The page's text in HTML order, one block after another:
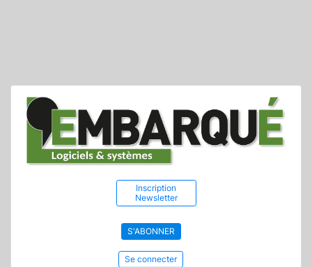
Inscription
Newsletter
S'ABONNER
Se connecter